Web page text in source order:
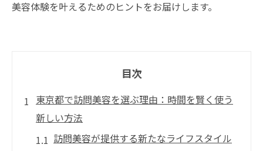
美容体験を叶えるためのヒントをお届けします。
目次
東京都で訪問美容を選ぶ理由：時間を賢く使う
新しい方法
訪問美容が提供する新たなライフスタイル